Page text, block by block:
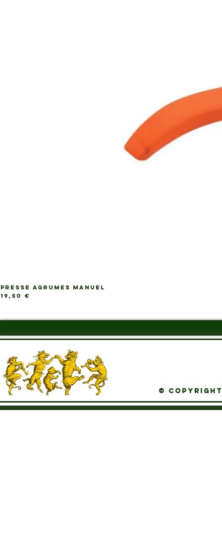
PRESSE AGRUMES MANUEL
Prix
19,50 €
© Copyright